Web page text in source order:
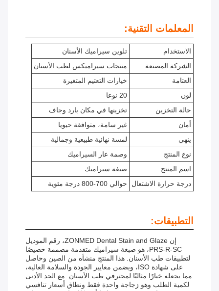
المعلمات التقنية:
الاستخدام
تلوين سيراميك الأسنان
الشركة المصنعة
منتجات سيراميكس لطب الأسنان
العتامة
خيارات التعتيم المتغيرة
لون
20 نوعا
حالة التخزين
تخزينها في مكان بارد وجاف
أمان
غير سامة، متوافقة حيويا
ينهي
لمسة نهائية طبيعية وجمالية
نوع المنتج
وصمة عار السيراميك
اسم المنتج
صبغة سيراميك
درجة حرارة الاشتعال
حوالي 700-800 درجة مئوية
التطبيقات:
إن ZONMED Dental Stain and Glaze، رقم الموديل
PRS-R-SC، هو صبغة سيراميك متقدمة مصممة خصيصًا
لتطبيقات طب الأسنان. هذا المنتج منشأه من الصين وحاصل
على شهادة ISO، ويضمن معايير الجودة والسلامة العالية،
مما يجعله خيارًا مثاليًا لمحترفي طب الأسنان. مع الحد الأدنى
لكمية الطلب وهو زجاجة واحدة فقط ونطاق أسعار تنافسي